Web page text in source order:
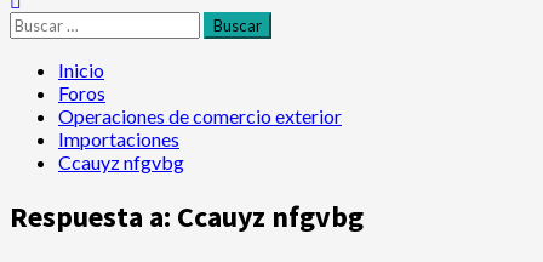
Buscar:
Inicio
Foros
Operaciones de comercio exterior
Importaciones
Ccauyz nfgvbg
Respuesta a: Ccauyz nfgvbg